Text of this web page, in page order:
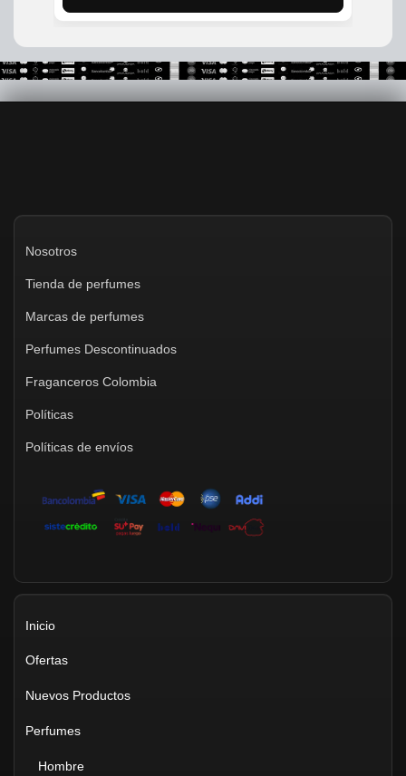
Nosotros
Tienda de perfumes
Marcas de perfumes
Perfumes Descontinuados
Fraganceros Colombia
Políticas
Políticas de envíos
Inicio
Ofertas
Nuevos Productos
Perfumes
Hombre